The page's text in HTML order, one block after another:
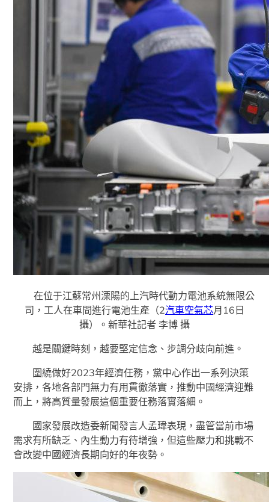
在位于江蘇常州溧陽的上汽時代動力電池系統無限公
司，工人在車間進行電池生產（2汽車空氣芯月16日
攝）。新華社記者 李博 攝
越是關鍵時刻，越要堅定信念、步調分歧向前進。
圍繞做好2023年經濟任務，黨中心作出一系列決策
安排，各地各部門無力有用貫徹落實，推動中國經濟迎難
而上，將高質量發展這個重要任務落實落細。
國家發展改造委新聞發言人孟瑋表現，盡管當前市場
需求有所缺乏、內生動力有待增強，但這些壓力和挑戰不
會改變中國經濟長期向好的年夜勢。